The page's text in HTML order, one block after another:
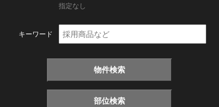
指定なし
キーワード
物件検索
部位検索